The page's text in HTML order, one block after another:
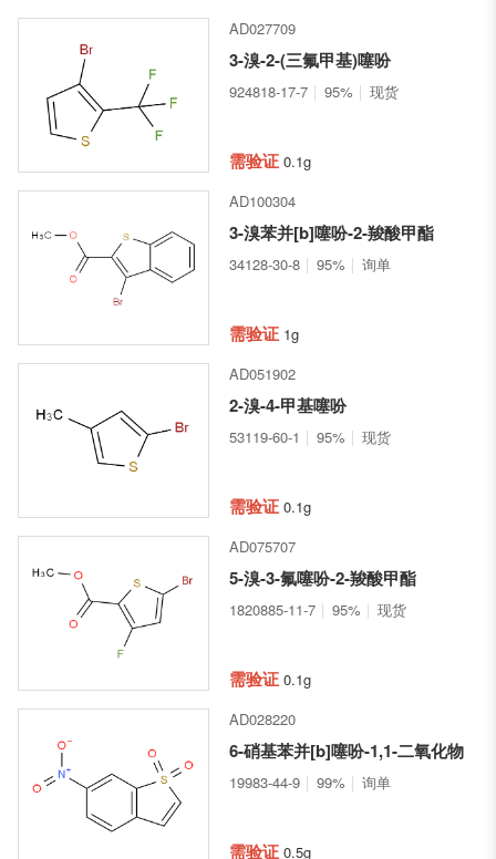
AD027709
3-溴-2-(三氟甲基)噻吩
924818-17-7 95% 现货
需验证 0.1g
AD100304
3-溴苯并[b]噻吩-2-羧酸甲酯
34128-30-8 95% 询单
需验证 1g
AD051902
2-溴-4-甲基噻吩
53119-60-1 95% 现货
需验证 0.1g
AD075707
5-溴-3-氟噻吩-2-羧酸甲酯
1820885-11-7 95% 现货
需验证 0.1g
AD028220
6-硝基苯并[b]噻吩-1,1-二氧化物
19983-44-9 99% 询单
需验证 0.5g